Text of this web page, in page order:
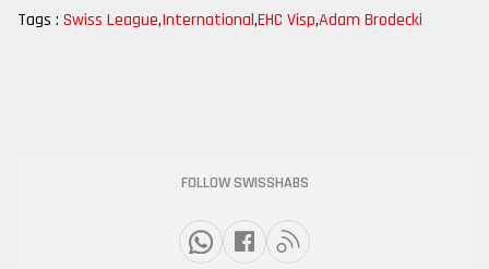
Tags : Swiss League,International,EHC Visp,Adam Brodecki
FOLLOW SWISSHABS